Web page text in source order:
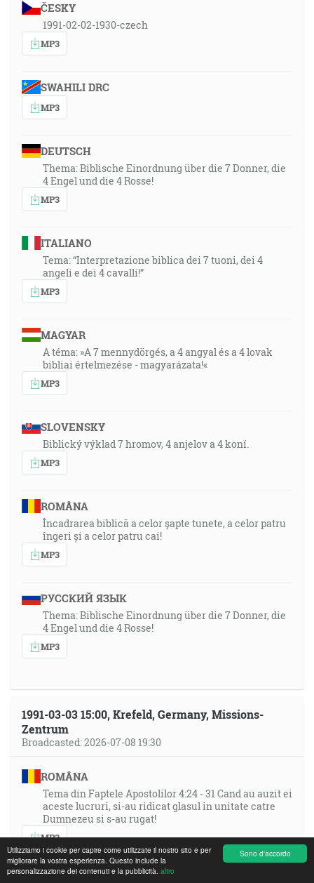
Sono d'accordo
Utilizziamo i cookie per capire come utilizzate il nostro sito e per
migliorare la vostra esperienza. Questo include la
personalizzazione dei contenuti e la pubblicità. altro
ČESKY
1991-02-02-1930-czech
MP3
SWAHILI DRC
MP3
DEUTSCH
Thema: Biblische Einordnung über die 7 Donner, die
4 Engel und die 4 Rosse!
MP3
ITALIANO
Tema: “Interpretazione biblica dei 7 tuoni, dei 4
angeli e dei 4 cavalli!”
MP3
MAGYAR
A téma: »A 7 mennydörgés, a 4 angyal és a 4 lovak
bibliai értelmezése - magyarázata!«
MP3
SLOVENSKY
Biblický výklad 7 hromov, 4 anjelov a 4 koní.
MP3
ROMÂNA
Încadrarea biblică a celor șapte tunete, a celor patru
îngeri și a celor patru cai!
MP3
РУССКИЙ ЯЗЫК
Thema: Biblische Einordnung über die 7 Donner, die
4 Engel und die 4 Rosse!
MP3
1991-03-03 15:00, Krefeld, Germany, Missions-
Zentrum
Broadcasted: 2026-07-08 19:30
ROMÂNA
Tema din Faptele Apostolilor 4:24 - 31 Cand au auzit ei
aceste lucruri, si-au ridicat glasul in unitate catre
Dumnezeu si s-au rugat!
MP3